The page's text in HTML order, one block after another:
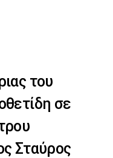
του
σε
Σταύρος